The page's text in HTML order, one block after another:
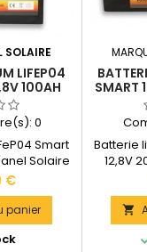
SOLAIRE
LIFEP04
100AH
0
Smart
Solaire
:
Poids : 12,6
technique
les
€
panier
SMART
Batterie
12,8V
483 x
